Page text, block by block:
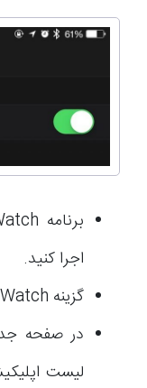
اجرا کنید.
گزینه My Watch را لمس کنید.
در صفحه
لیست